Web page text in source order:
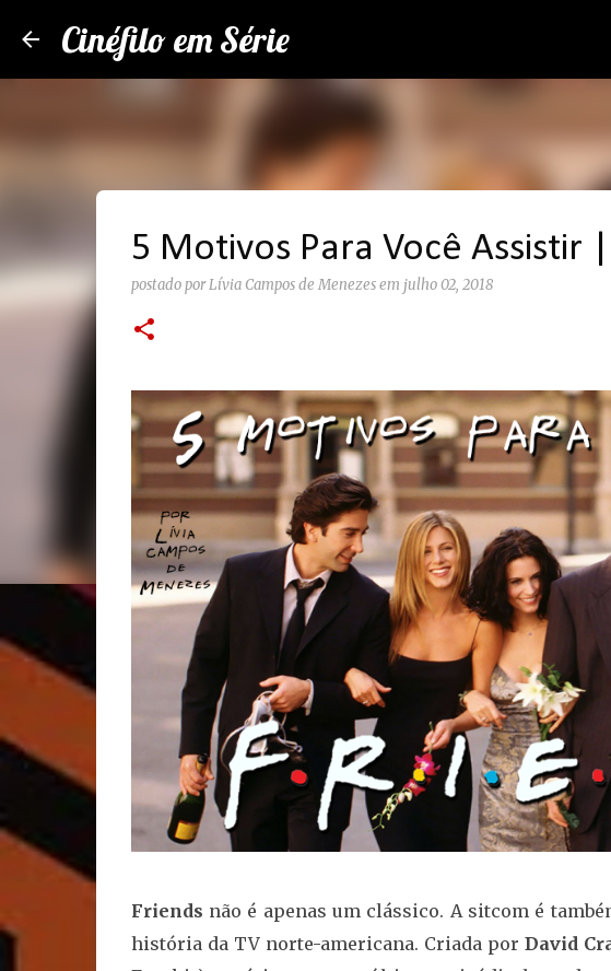
Cinéfilo em Série
5 Motivos Para Você Assistir
postado porLívia Campos de Menezes em julho 02, 2018
Friends não é apenas um clássico. A sitcom é
história da TV norte-americana. Criada por David